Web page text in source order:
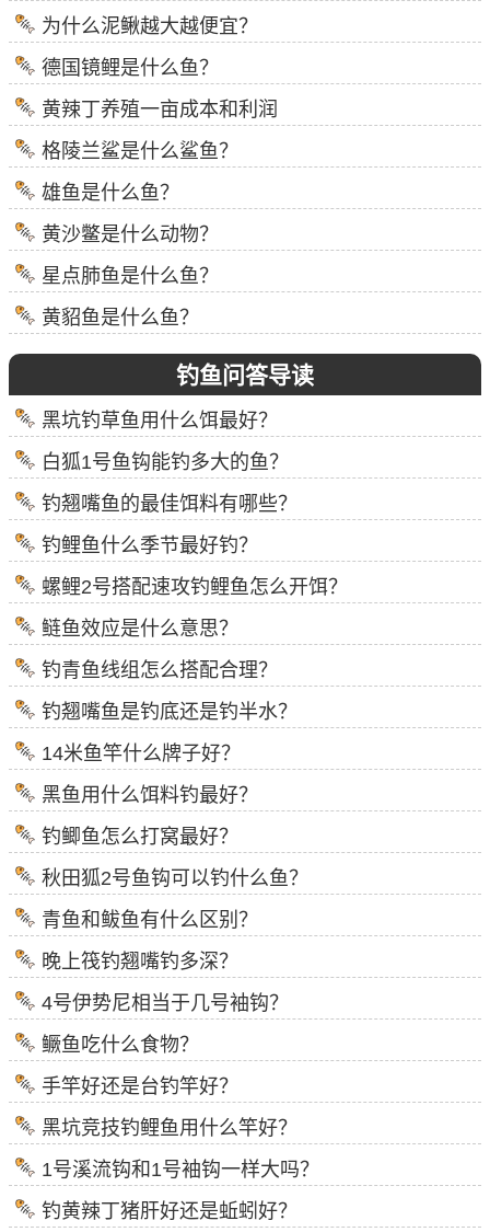
为什么泥鳅越大越便宜？
德国镜鲤是什么鱼？
黄辣丁养殖一亩成本和利润
格陵兰鲨是什么鲨鱼？
雄鱼是什么鱼？
黄沙鳖是什么动物？
星点肺鱼是什么鱼？
黄貂鱼是什么鱼？
钓鱼问答导读
黑坑钓草鱼用什么饵最好？
白狐1号鱼钩能钓多大的鱼？
钓翘嘴鱼的最佳饵料有哪些？
钓鲤鱼什么季节最好钓？
螺鲤2号搭配速攻钓鲤鱼怎么开饵？
鲢鱼效应是什么意思？
钓青鱼线组怎么搭配合理？
钓翘嘴鱼是钓底还是钓半水？
14米鱼竿什么牌子好？
黑鱼用什么饵料钓最好？
钓鲫鱼怎么打窝最好？
秋田狐2号鱼钩可以钓什么鱼？
青鱼和鲅鱼有什么区别？
晚上筏钓翘嘴钓多深？
4号伊势尼相当于几号袖钩？
鳜鱼吃什么食物？
手竿好还是台钓竿好？
黑坑竞技钓鲤鱼用什么竿好？
1号溪流钩和1号袖钩一样大吗？
钓黄辣丁猪肝好还是蚯蚓好？